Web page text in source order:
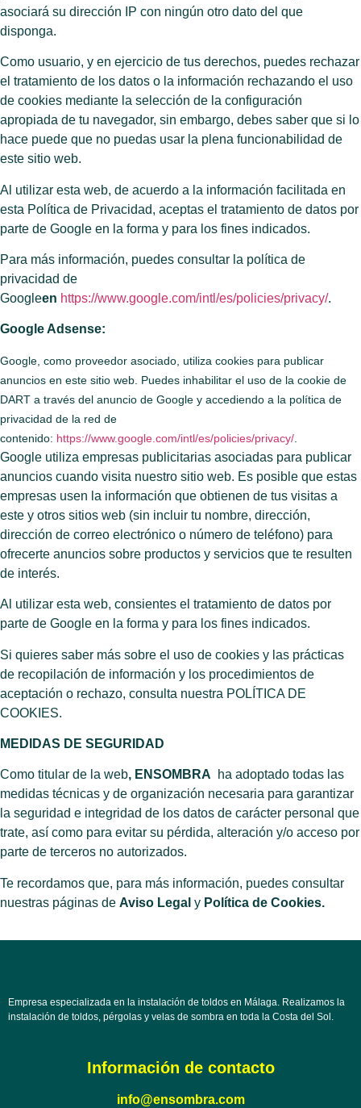
asociará su dirección IP con ningún otro dato del que
disponga.
Como usuario, y en ejercicio de tus derechos, puedes rechazar
el tratamiento de los datos o la información rechazando el uso
de cookies mediante la selección de la configuración
apropiada de tu navegador, sin embargo, debes saber que si lo
hace puede que no puedas usar la plena funcionabilidad de
este sitio web.
Al utilizar esta web, de acuerdo a la información facilitada en
esta Política de Privacidad, aceptas el tratamiento de datos por
parte de Google en la forma y para los fines indicados.
Para más información, puedes consultar la política de
privacidad de
Googleen https://www.google.com/intl/es/policies/privacy/.
Google Adsense:
Google, como proveedor asociado, utiliza cookies para publicar
anuncios en este sitio web. Puedes inhabilitar el uso de la cookie de
DART a través del anuncio de Google y accediendo a la política de
privacidad de la red de
contenido: https://www.google.com/intl/es/policies/privacy/
Google utiliza empresas publicitarias asociadas para publicar
anuncios cuando visita nuestro sitio web. Es posible que estas
empresas usen la información que obtienen de tus visitas a
este y otros sitios web (sin incluir tu nombre, dirección,
dirección de correo electrónico o número de teléfono) para
ofrecerte anuncios sobre productos y servicios que te resulten
de interés.
Al utilizar esta web, consientes el tratamiento de datos por
parte de Google en la forma y para los fines indicados.
Si quieres saber más sobre el uso de cookies y las prácticas
de recopilación de información y los procedimientos de
aceptación o rechazo, consulta nuestra POLÍTICA DE
COOKIES.
MEDIDAS DE SEGURIDAD
Como titular de la web, ENSOMBRA
ha adoptado todas las
medidas técnicas y de organización necesaria para garantizar
la seguridad e integridad de los datos de carácter personal que
trate, así como para evitar su pérdida, alteración y/o acceso por
parte de terceros no autorizados.
Te recordamos que, para más información, puedes consultar
nuestras páginas de Aviso Legal y Política de Cookies.
Empresa especializada en la instalación de toldos en Málaga. Realizamos la
instalación de toldos, pérgolas y velas de sombra en toda la Costa del Sol.
Información de contacto
info@ensombra.com